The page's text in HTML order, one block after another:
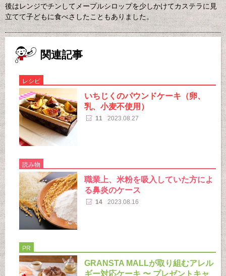
後はレンジでチンしてメープルシロップを少しかけてカステラに見
立てて子どもに食べさしたこともありました。
関連記事
レシピ
いちじくのパウンドケーキ（卵、
乳、小麦不使用）
11 2023.08.27
読み物
職業上、米粉を吸入していた方によ
る鼻炎のケース
14 2023.08.16
PR
GRANSTA MALLが取り組むアレル
ギー対応ケーキ 〜 プレゼントキャ